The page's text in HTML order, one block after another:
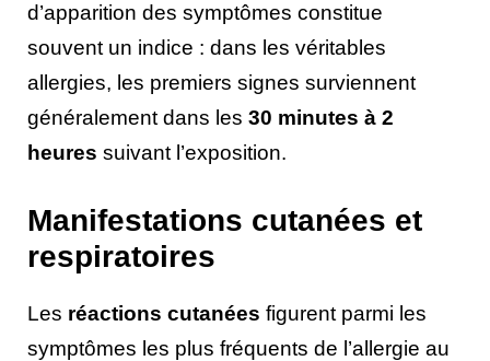
d’apparition des symptômes constitue
souvent un indice : dans les véritables
allergies, les premiers signes surviennent
généralement dans les 30 minutes à 2
heures suivant l’exposition.
Manifestations cutanées et
respiratoires
Les réactions cutanées figurent parmi les
symptômes les plus fréquents de l’allergie au